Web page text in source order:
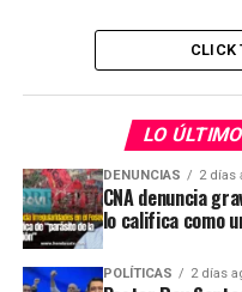
CLICK
LO ÚLTIMO
DENUNCIAS 2 días
CNA denuncia
lo califica como
POLÍTICAS 2 días